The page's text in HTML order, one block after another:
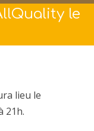
le
lieu le
21h.